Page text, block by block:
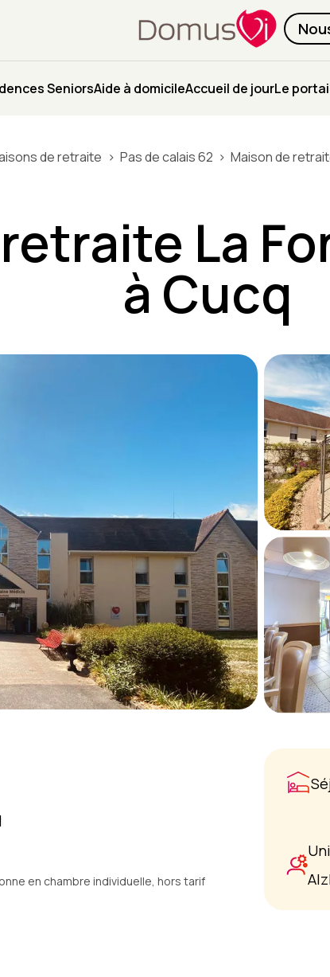
SeniorsAide à domicileAccueil de jourLe
de retraite Pas de calais 62 Maison de
La
à Cucq
en chambre individuelle, hors tarif